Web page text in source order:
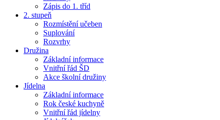
Zápis do 1. tříd
2. stupeň
Rozmístění učeben
Suplování
Rozvrhy
Družina
Základní informace
Vnitřní řád ŠD
Akce školní družiny
Jídelna
Základní informace
Rok české kuchyně
Vnitřní řád jídelny